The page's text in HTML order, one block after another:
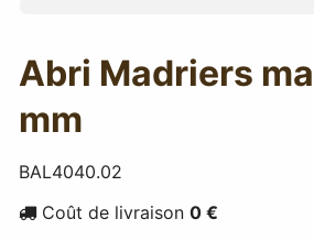
Abri Madriers
mm
BAL4040.02
Coût de livraison 0 €